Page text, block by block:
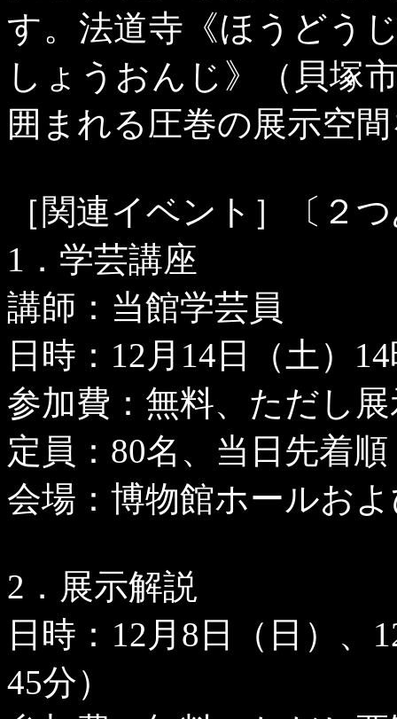
す。法道寺《ほうどう
しょうおんじ》（貝塚
囲まれる圧巻の展示空
［関連イベント］〔２
1 ．学芸講座
講師：当館学芸員
日時： 12 月 14 日（土） 14
参加費：無料、ただし
定員： 80名、当日先着順
会場：博物館ホールお
2 ．展示解説
日時： 12 月 8 日（日）、
45分）